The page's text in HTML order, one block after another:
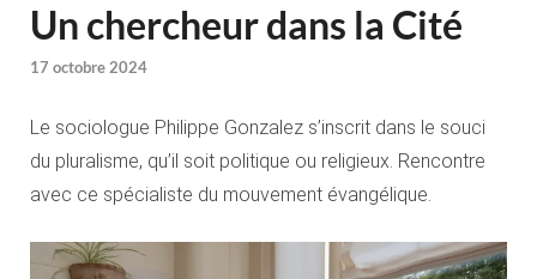
Un chercheur dans la Cité
17 octobre 2024
Le sociologue Philippe Gonzalez s’inscrit dans le souci
du pluralisme, qu’il soit politique ou religieux. Rencontre
avec ce spécialiste du mouvement évangélique.